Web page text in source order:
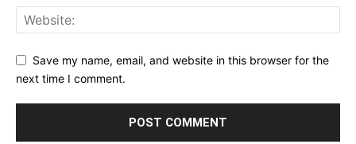
Save my name, email, and website in this browser for the
next time I comment.